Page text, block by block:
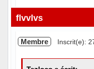
Hors ligne
flvvlvs
Membre Inscrit(e):